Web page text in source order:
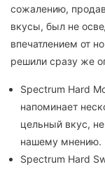
сожалению,
вкусы, был не
впечатлением от
решили сразу же
Spectrum Hard
напоминает
цельный вкус,
нашему мнению.
Spectrum Hard